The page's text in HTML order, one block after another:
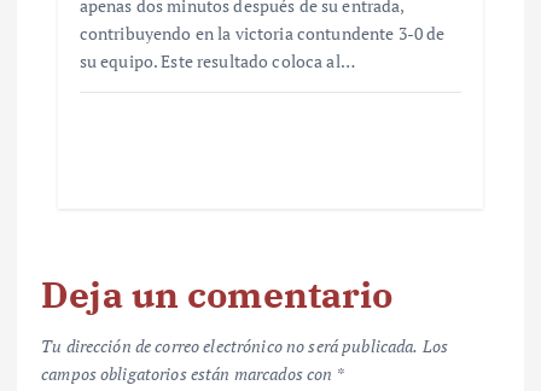
apenas dos minutos después de su entrada,
contribuyendo en la victoria contundente 3-0 de
su equipo. Este resultado coloca al…
Deja un comentario
Tu dirección de correo electrónico no será publicada. Los
campos obligatorios están marcados con *